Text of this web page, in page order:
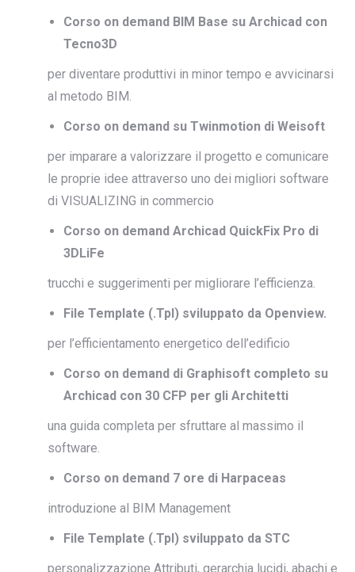
Corso on demand BIM Base su Archicad con
Tecno3D
per diventare produttivi in minor tempo e avvicinarsi
al metodo BIM.
Corso on demand su Twinmotion di Weisoft
per imparare a valorizzare il progetto e comunicare
le proprie idee attraverso uno dei migliori software
di VISUALIZING in commercio
Corso on demand Archicad QuickFix Pro di
3DLiFe
trucchi e suggerimenti per migliorare l’efficienza.
File Template (.Tpl) sviluppato da Openview.
per l’efficientamento energetico dell’edificio
Corso on demand di Graphisoft completo su
Archicad con 30 CFP per gli Architetti
una guida completa per sfruttare al massimo il
software.
Corso on demand 7 ore di Harpaceas
introduzione al BIM Management
File Template (.Tpl) sviluppato da STC
personalizzazione Attributi, gerarchia lucidi, abachi e